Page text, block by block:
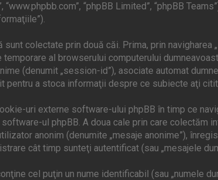
“www.phpbb.com”, “phpBB Limited”, “phpBB
sunt colectate prin două căi. Prima, prin
al browserului computerului
(denumit „session-id”), asociate automat
pentru a stoca informaţii despre ce subiecte aţi
uri externe software-ului phpBB în timp ce
ul phpBB. A doua cale prin care
anonim (denumite „mesaje anonime”),
cât timp sunteţi autentificat (sau „mesajele
cel puţin un nume identificabil (sau „numele